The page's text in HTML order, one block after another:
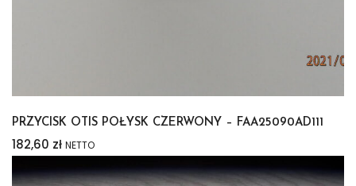
PRZYCISK OTIS POŁYSK CZERWONY – FAA25090AD111
182,60 zł NETTO